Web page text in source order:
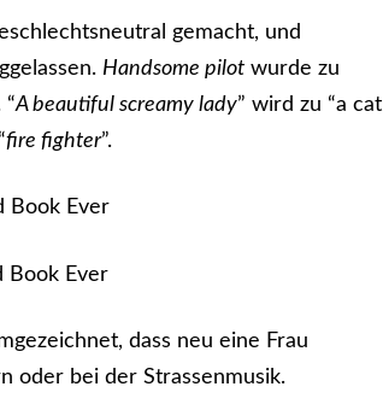
gemacht, und
Handsome pilot wurde zu
“A beautiful screamy lady” wird zu “a cat
fire fighter”.
dass neu eine Frau
oder bei der Strassenmusik.